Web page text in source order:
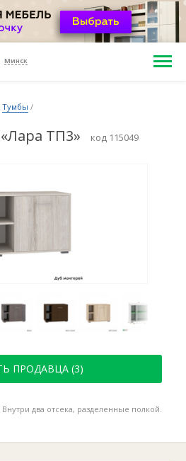
Минск
Тумбы /
ТП3» код 115049
ПРОДАВЦА (3)
два отсека, разделенные полкой.